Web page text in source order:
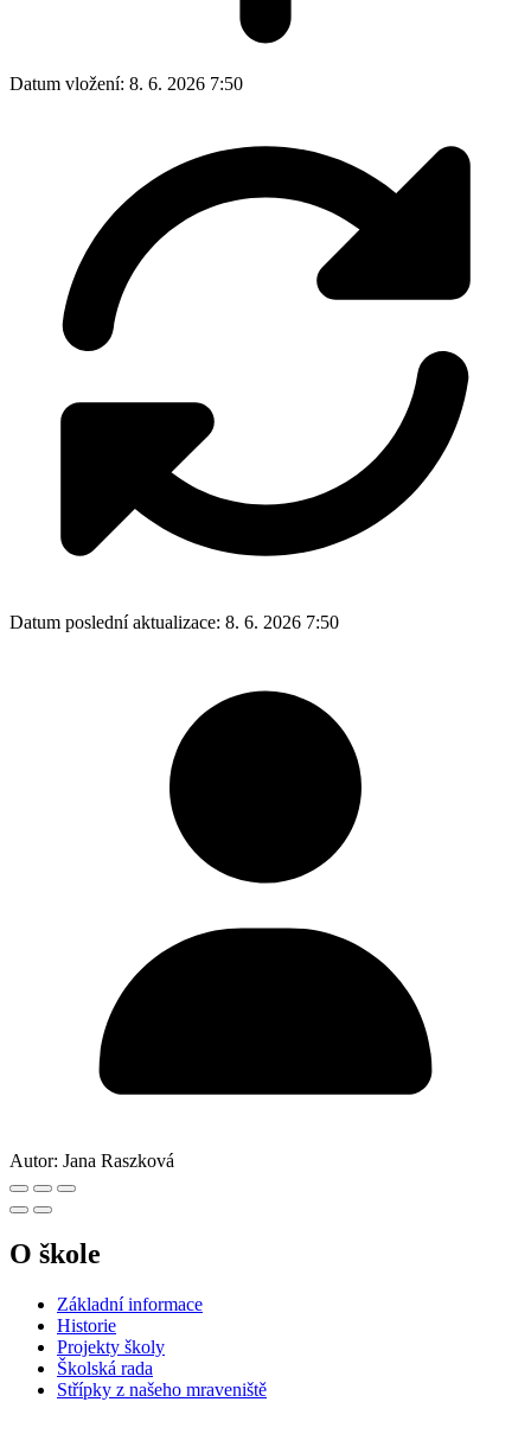
Datum vložení: 8. 6. 2026 7:50
Datum poslední aktualizace: 8. 6. 2026 7:50
Autor: Jana Raszková
O škole
Základní informace
Historie
Projekty školy
Školská rada
Střípky z našeho mraveniště